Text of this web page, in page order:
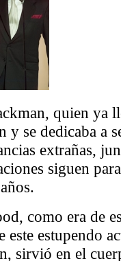
quien ya
y se dedicaba a
extrañas,
siguen
como era de
este estupendo
sirvió en el